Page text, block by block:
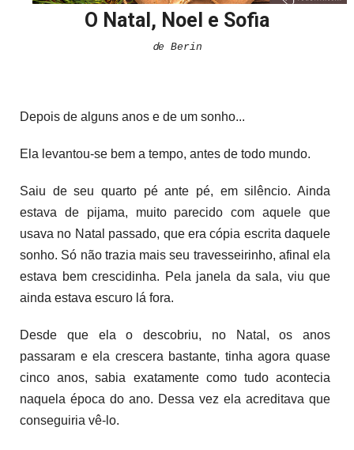
O Natal, Noel e Sofia
de Berin
Depois de alguns anos e de um sonho...
Ela levantou-se bem a tempo, antes de todo mundo.
Saiu de seu quarto pé ante pé, em silêncio. Ainda
estava de pijama, muito parecido com aquele que
usava no Natal passado, que era cópia escrita daquele
sonho. Só não trazia mais seu travesseirinho, afinal ela
estava bem crescidinha. Pela janela da sala, viu que
ainda estava escuro lá fora.
Desde que ela o descobriu, no Natal, os anos
passaram e ela crescera bastante, tinha agora quase
cinco anos, sabia exatamente como tudo acontecia
naquela época do ano. Dessa vez ela acreditava que
conseguiria vê-lo.